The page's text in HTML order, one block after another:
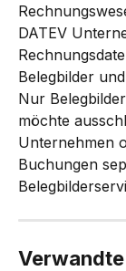
DATEV
Belegbilder
Nur
möchte
Unternehmen
Buchungen